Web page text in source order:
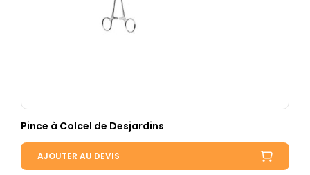
Pince à Colcel de Desjardins
AJOUTER AU DEVIS